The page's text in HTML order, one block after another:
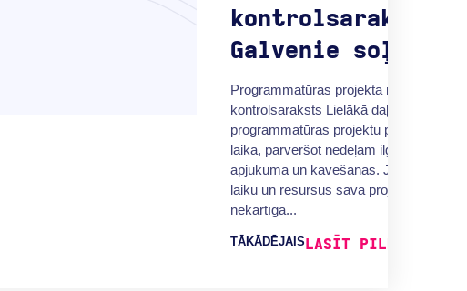
kontrolsaraksts:
Galvenie soļi
Programmatūras projekta nodošanas
kontrolsaraksts Lielākā daļa
programmatūras projektu paklūp
laikā, pārvēršot nedēļām ilgu darbu
apjukumā un kavēšanās. Jūs esat
laiku un resursus savā projektā,
nekārtīga...
TĀKĀDĒJAIS LASĪT PILNU